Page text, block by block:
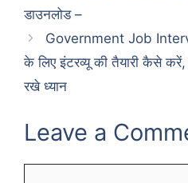
डाउनलोड –
Government Job
के लिए इंटरव्यू की तैयारी कैसे करें,
रखे ध्यान
Leave a